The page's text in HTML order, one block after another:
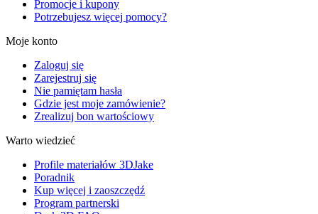
Promocje i kupony
Potrzebujesz więcej pomocy?
Moje konto
Zaloguj się
Zarejestruj się
Nie pamiętam hasła
Gdzie jest moje zamówienie?
Zrealizuj bon wartościowy
Warto wiedzieć
Profile materiałów 3DJake
Poradnik
Kup więcej i zaoszczędź
Program partnerski